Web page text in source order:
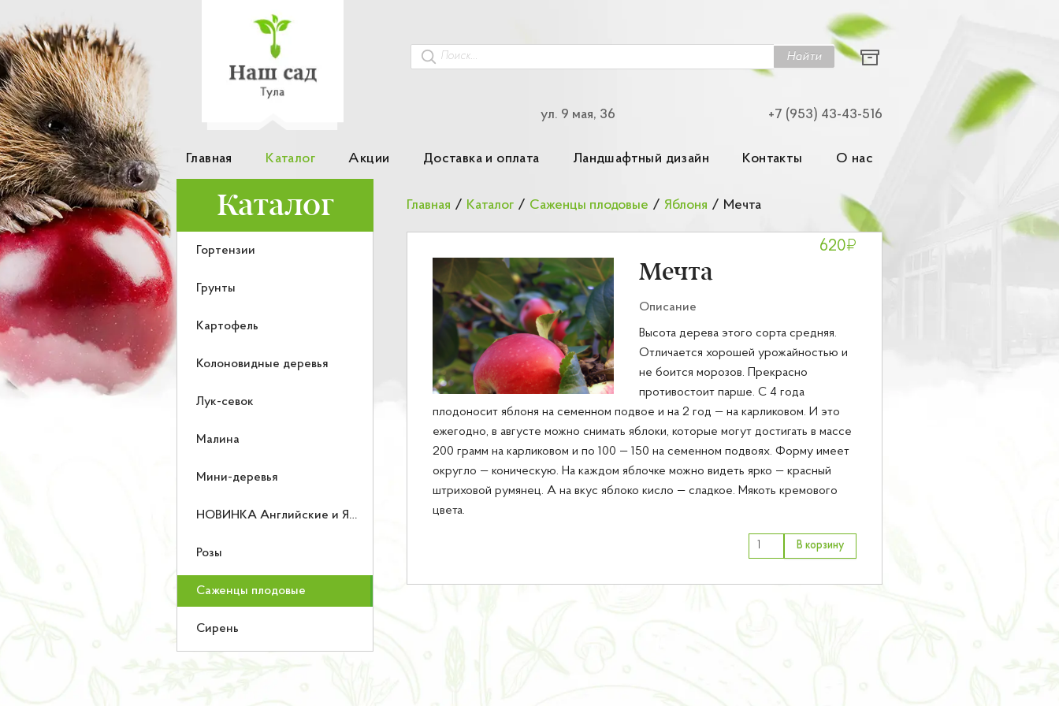
Найти
ул. 9 мая, 36 +7 (953) 43-43-516
Главная Каталог Акции Доставка и оплата Ландшафтный дизайн Контакты О нас
Каталог
Гортензии
Грунты
Картофель
Колоновидные деревья
Лук-севок
Малина
Мини-деревья
НОВИНКА Английские и Японские розы
Розы
Саженцы плодовые
Сирень
Главная / Каталог / Саженцы плодовые / Яблоня / Мечта
Мечта
620₽
Описание
Высота дерева этого сорта средняя.
Отличается хорошей урожайностью и
не боится морозов. Прекрасно
противостоит парше. С 4 года
плодоносит яблоня на семенном подвое и на 2 год — на карликовом. И это
ежегодно, в августе можно снимать яблоки, которые могут достигать в массе
200 грамм на карликовом и по 100 — 150 на семенном подвоях. Форму имеет
округло — коническую. На каждом яблочке можно видеть ярко — красный
штриховой румянец. А на вкус яблоко кисло — сладкое. Мякоть кремового
цвета.
В корзину